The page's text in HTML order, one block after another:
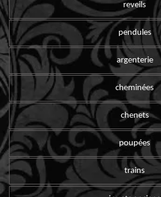
reveils
pendules
argenterie
cheminées
chenets
poupées
trains